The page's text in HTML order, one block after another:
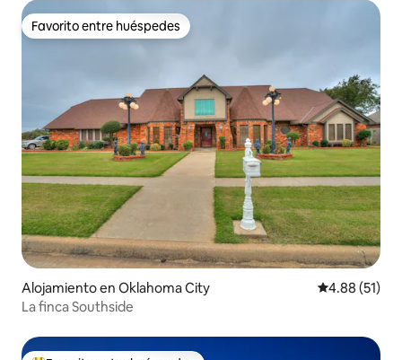
Favorito entre huéspedes
Favorito entre huéspedes
Alojamiento en Oklahoma City Calificación
4.88 (51)
La finca Southside